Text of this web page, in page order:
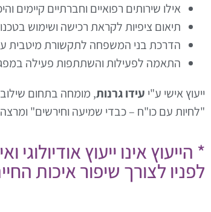
אילו שירותים רפואיים וחברתיים קיימים
תיאום ציפיות לקראת רכישה ושימוש
הדרכת בני המשפחה לתקשורת מיטבית
התאמה לפעילות והשתתפות פעילה
ייעוץ אישי ע"י עידו גרנות, מומחה בתחום
"לחיות עם כו"ח – כבדי שמיעה וחירשים"
* הייעוץ אינו ייעוץ
לפניו לצורך שיפור איכות